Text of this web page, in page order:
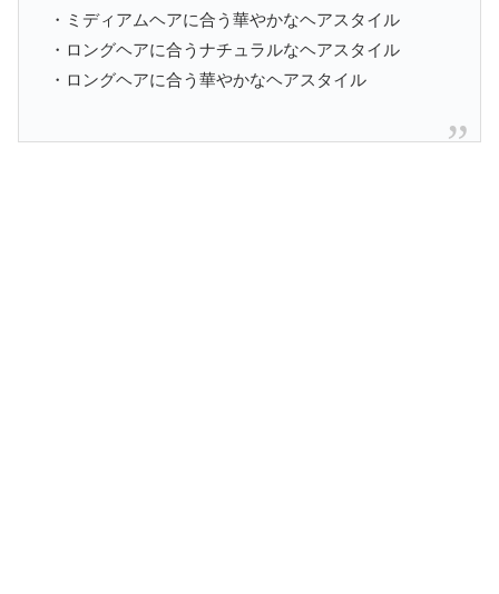
・ミディアムヘアに合う華やかなヘアスタイル
・ロングヘアに合うナチュラルなヘアスタイル
・ロングヘアに合う華やかなヘアスタイル